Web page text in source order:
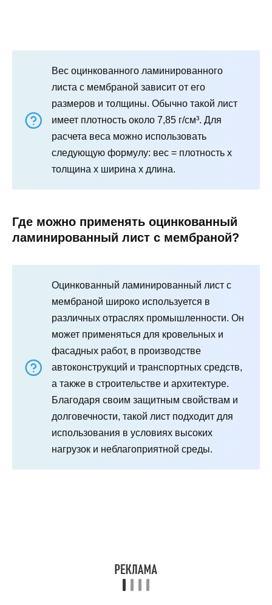
Вес оцинкованного ламинированного
листа с мембраной зависит от его
размеров и толщины. Обычно такой лист
имеет плотность около 7,85 г/см³. Для
расчета веса можно использовать
следующую формулу: вес = плотность x
толщина x ширина x длина.
Где можно применять оцинкованный
ламинированный лист с мембраной?
Оцинкованный ламинированный лист с
мембраной широко используется в
различных отраслях промышленности. Он
может применяться для кровельных и
фасадных работ, в производстве
автоконструкций и транспортных средств,
а также в строительстве и архитектуре.
Благодаря своим защитным свойствам и
долговечности, такой лист подходит для
использования в условиях высоких
нагрузок и неблагоприятной среды.